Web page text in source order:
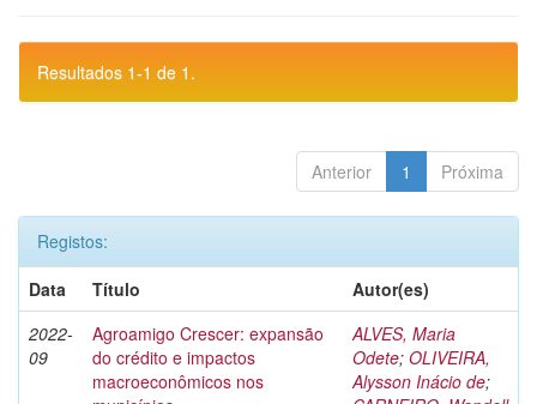
Resultados 1-1 de 1.
Anterior 1 Próxima
Registos:
Data
Título
Autor(es)
2022-
09
Agroamigo Crescer: expansão
do crédito e impactos
macroeconômicos nos
ALVES, Maria
Odete; OLIVEIRA,
Alysson Inácio de;